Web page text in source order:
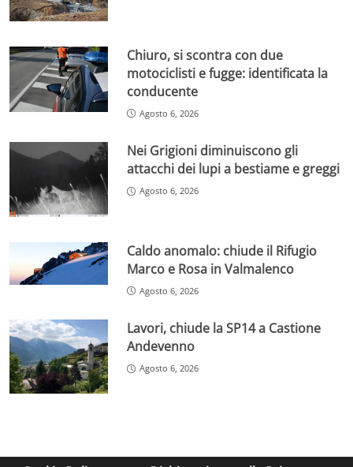
Chiuro, si scontra con due
motociclisti e fugge: identificata la
conducente
Agosto 6, 2026
Nei Grigioni diminuiscono gli
attacchi dei lupi a bestiame e greggi
Agosto 6, 2026
Caldo anomalo: chiude il Rifugio
Marco e Rosa in Valmalenco
Agosto 6, 2026
Lavori, chiude la SP14 a Castione
Andevenno
Agosto 6, 2026